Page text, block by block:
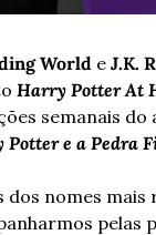
World e J.K.
Harry Potter At
semanais
e a Pedra
dos nomes
pelas